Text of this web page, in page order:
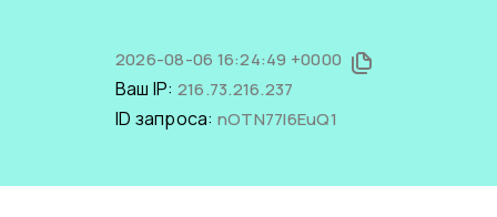
2026-08-06 16:24:49 +0000
Ваш IP: 216.73.216.237
ID запроса: nOTN77I6EuQ1